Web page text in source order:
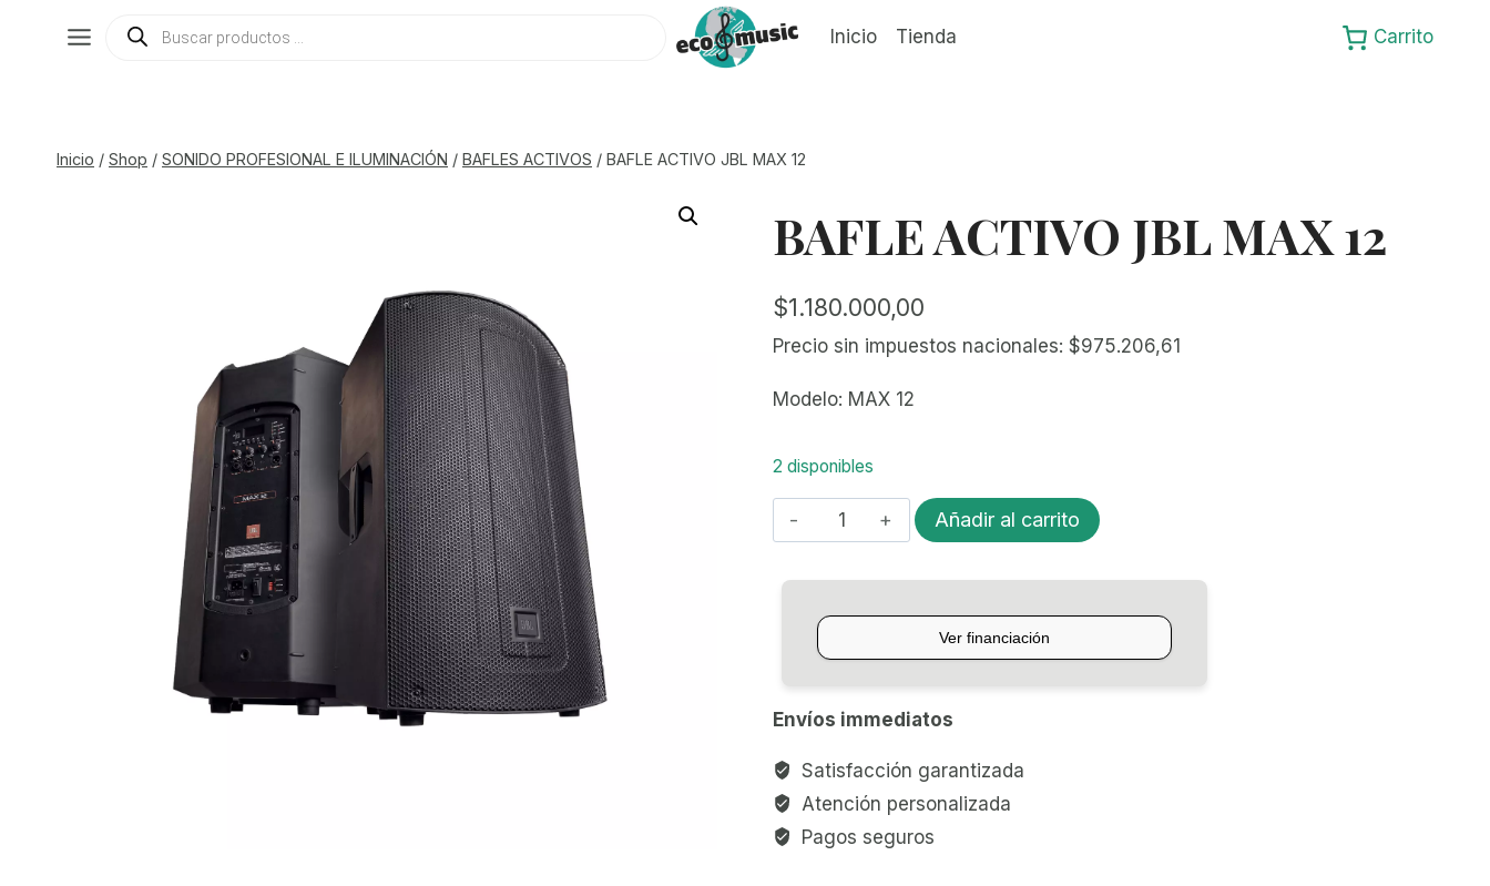
Búsqueda
Inicio Tienda Carrito
Inicio / Shop / SONIDO PROFESIONAL E ILUMINACIÓN / BAFLES ACTIVOS / BAFLE ACTIVO JBL MAX 12
BAFLE ACTIVO JBL MAX 12
$1.180.000,00
Precio sin impuestos nacionales: $975.206,61
Modelo: MAX 12
2 disponibles
BAFLE
ACTIVO
12
cantidad
Añadir al carrito
Envíos immediatos
Satisfacción garantizada
Atención personalizada
Pagos seguros